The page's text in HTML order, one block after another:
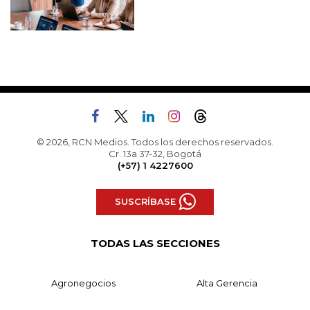
© 2026, RCN Medios. Todos los derechos reservados.
Cr. 13a 37-32, Bogotá
(+57) 1 4227600
SUSCRÍBASE
TODAS LAS SECCIONES
Agronegocios Alta Gerencia